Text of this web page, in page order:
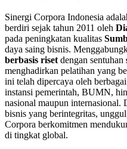
Sinergi Corpora Indonesia
berdiri sejak tahun 2011 oleh
pada peningkatan kualitas
daya saing bisnis.
berbasis riset dengan sentuhan
menghadirkan pelatihan yang
ini telah dipercaya oleh
instansi pemerintah, BUMN,
nasional maupun internasional.
bisnis yang berintegritas,
Corpora berkomitmen
di tingkat global.